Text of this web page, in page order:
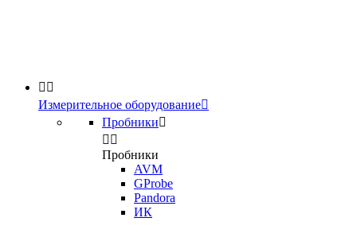
 
Измерительное оборудование
Пробники
 
Пробники
AVM
GProbe
Pandora
ИК